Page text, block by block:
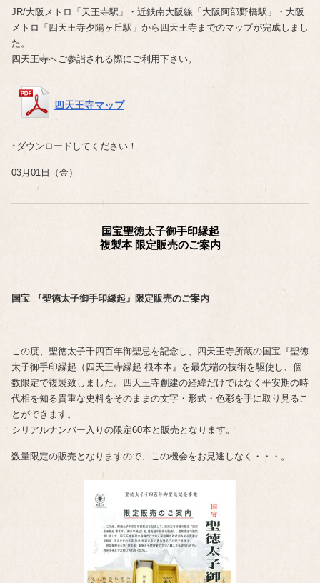
JR/大阪メトロ「天王寺駅」・近鉄南大阪線「大阪阿部野橋駅」・大阪
メトロ「四天王寺夕陽ヶ丘駅」から四天王寺までのマップが完成しまし
た。
四天王寺へご参詣される際にご利用下さい。
四天王寺マップ
↑ダウンロードしてください！
03月01日（金）
国宝聖徳太子御手印縁起
複製本 限定販売のご案内
国宝 『聖徳太子御手印縁起』限定販売のご案内
この度、聖徳太子千四百年御聖忌を記念し、四天王寺所蔵の国宝『聖徳
太子御手印縁起（四天王寺縁起 根本本』を最先端の技術を駆使し、個
数限定で複製致しました。四天王寺創建の経緯だけではなく平安期の時
代相を知る貴重な史料をそのままの文字・形式・色彩を手に取り見るこ
とができます。
シリアルナンバー入りの限定60本と販売となります。
数量限定の販売となりますので、この機会をお見逃しなく・・・。